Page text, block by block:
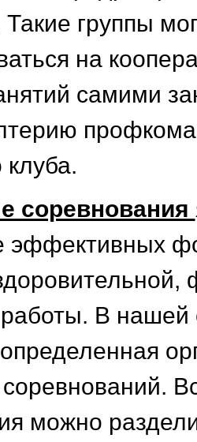
группы
на
самими
клуба.
соревнования
эффективных
В нашей
можно